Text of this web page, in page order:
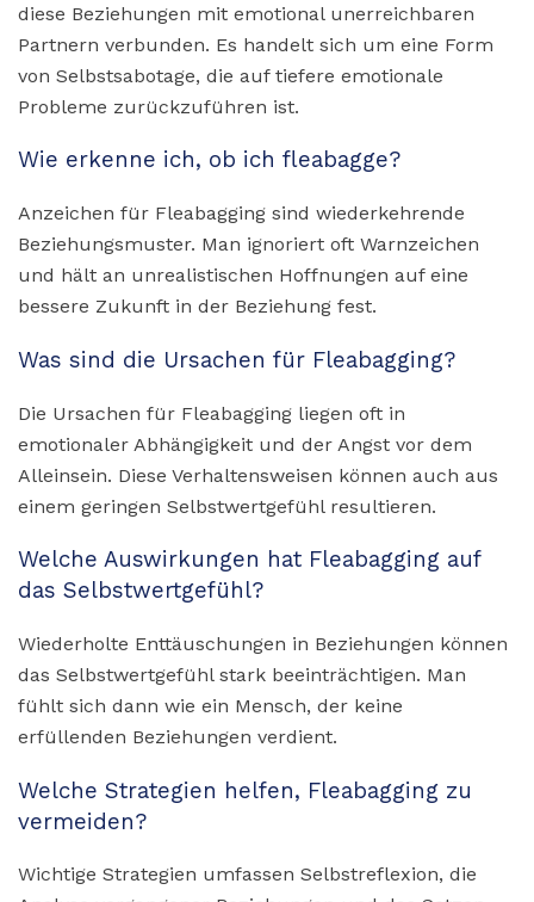
diese Beziehungen mit emotional unerreichbaren
Partnern verbunden. Es handelt sich um eine Form
von Selbstsabotage, die auf tiefere emotionale
Probleme zurückzuführen ist.
Wie erkenne ich, ob ich fleabagge?
Anzeichen für Fleabagging sind wiederkehrende
Beziehungsmuster. Man ignoriert oft Warnzeichen
und hält an unrealistischen Hoffnungen auf eine
bessere Zukunft in der Beziehung fest.
Was sind die Ursachen für Fleabagging?
Die Ursachen für Fleabagging liegen oft in
emotionaler Abhängigkeit und der Angst vor dem
Alleinsein. Diese Verhaltensweisen können auch aus
einem geringen Selbstwertgefühl resultieren.
Welche Auswirkungen hat Fleabagging auf
das Selbstwertgefühl?
Wiederholte Enttäuschungen in Beziehungen können
das Selbstwertgefühl stark beeinträchtigen. Man
fühlt sich dann wie ein Mensch, der keine
erfüllenden Beziehungen verdient.
Welche Strategien helfen, Fleabagging zu
vermeiden?
Wichtige Strategien umfassen Selbstreflexion, die